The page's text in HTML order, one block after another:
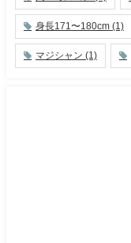
身長171〜180cm (1)
マジシャン (1)